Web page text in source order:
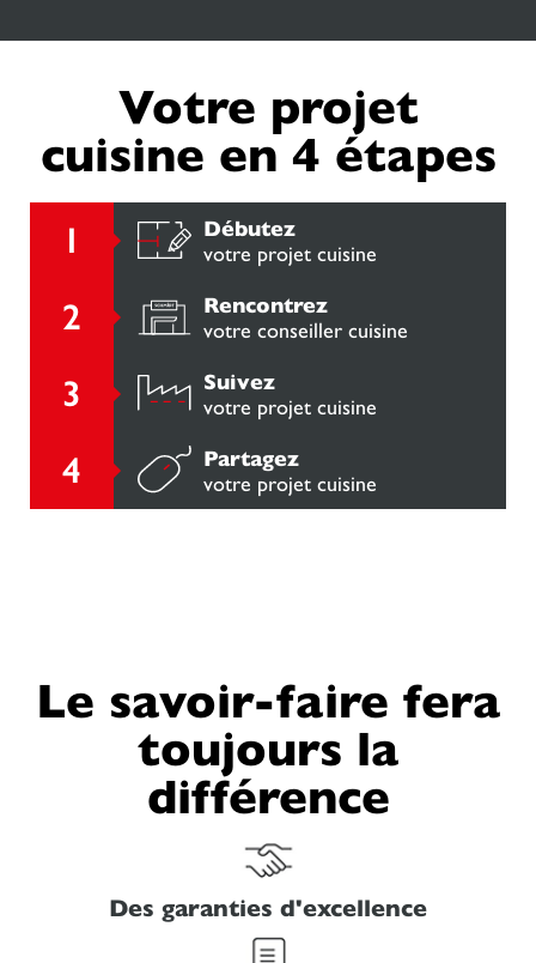
Votre projet
cuisine en 4 étapes
Débutez
votre projet cuisine
Rencontrez
votre conseiller cuisine
Suivez
votre projet cuisine
Partagez
votre projet cuisine
Le savoir-faire fera
toujours la
différence
Des garanties d'excellence